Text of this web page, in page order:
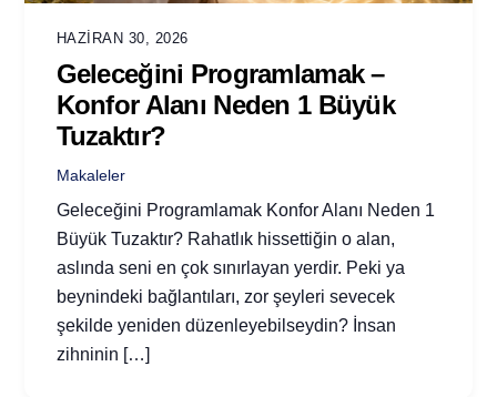
HAZIRAN 30, 2026
Geleceğini Programlamak –
Konfor Alanı Neden 1 Büyük
Tuzaktır?
Makaleler
Geleceğini Programlamak Konfor Alanı Neden 1
Büyük Tuzaktır? Rahatlık hissettiğin o alan,
aslında seni en çok sınırlayan yerdir. Peki ya
beynindeki bağlantıları, zor şeyleri sevecek
şekilde yeniden düzenleyebilseydin? İnsan
zihninin […]